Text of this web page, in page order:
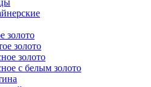
золото
золото
золото
с белым золото